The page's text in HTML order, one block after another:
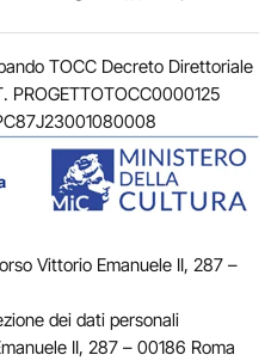
TOCC Decreto Direttoriale
PROGETTOTOCC0000125
Vittorio Emanuele II, 287 –
dei dati personali
II, 287 – 00186 Roma